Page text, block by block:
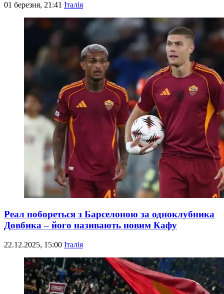
01 березня, 21:41 Італія
Реал побореться з Барселоною за одноклубника
Довбика – його називають новим Кафу
22.12.2025, 15:00 Італія